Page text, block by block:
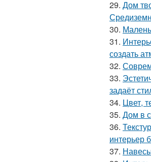
29. Дом
30.
31.
создать
32.
33.
задаёт
34. Цвет,
35. Дом в
36.
интерьер
37.